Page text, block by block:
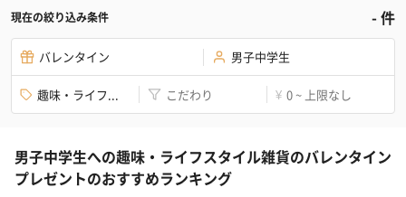
現在の絞り込み条件 -件
バレンタイン 男子中学生
趣味・ライフ... こだわり ¥ 0 ~ 上限なし
男子中学生への趣味・ライフスタイル雑貨のバレンタイン
プレゼントのおすすめランキング